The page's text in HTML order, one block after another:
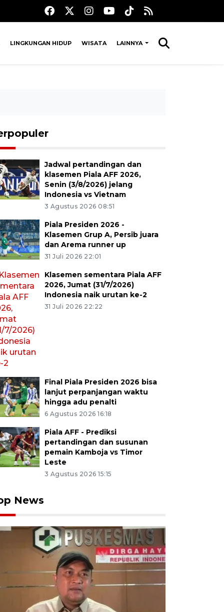
LINGKUNGAN HIDUP WISATA LAINNYA
Jadwal pertandingan dan
klasemen Piala AFF 2026,
Senin (3/8/2026) jelang
Indonesia vs Vietnam
3 Agustus 2026 08:51
Piala Presiden 2026 -
Klasemen Grup A, Persib juara
dan Arema runner up
31 Juli 2026 22:01
Klasemen sementara Piala AFF
2026, Jumat (31/7/2026)
Indonesia naik urutan ke-2
31 Juli 2026 22:22
Final Piala Presiden 2026 bisa
lanjut perpanjangan waktu
hingga adu penalti
6 Agustus 2026 16:18
Piala AFF - Prediksi
pertandingan dan susunan
pemain Kamboja vs Timor
Leste
3 Agustus 2026 15:15
News